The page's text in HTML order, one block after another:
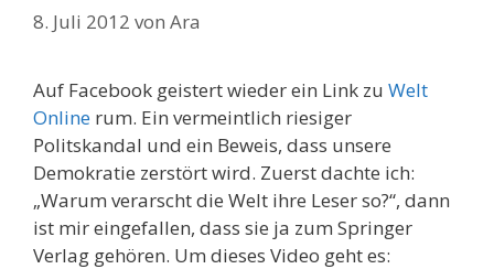
8. Juli 2012 von Ara
Auf Facebook geistert wieder ein Link zu Welt
Online rum. Ein vermeintlich riesiger
Politskandal und ein Beweis, dass unsere
Demokratie zerstört wird. Zuerst dachte ich:
„Warum verarscht die Welt ihre Leser so?“, dann
ist mir eingefallen, dass sie ja zum Springer
Verlag gehören. Um dieses Video geht es: